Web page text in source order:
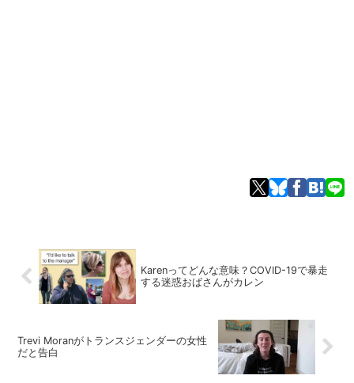
Karenってどんな意味？COVID-19で暴走
する迷惑おばさんがカレン
Trevi Moranがトランスジェンダーの女性
だと告白